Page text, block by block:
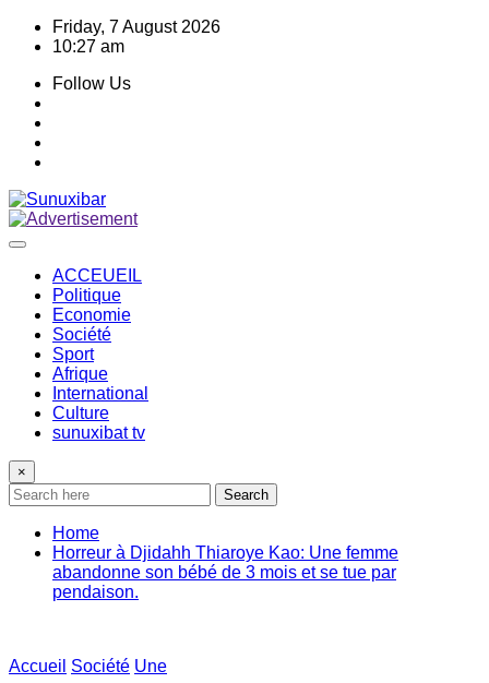
Skip
Friday, 7 August 2026
10:27 am
Follow Us
ACCEUEIL
Politique
Economie
Société
Sport
Afrique
International
Culture
sunuxibat tv
×
Search
Home
‎Horreur à Djidahh Thiaroye Kao: Une femme
abandonne son bébé de 3 mois et se tue par
pendaison.
Accueil Société Une